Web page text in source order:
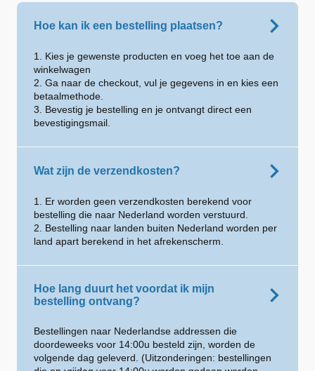
Hoe kan ik een bestelling plaatsen?
1. Kies je gewenste producten en voeg het toe aan de
winkelwagen
2. Ga naar de checkout, vul je gegevens in en kies een
betaalmethode.
3. Bevestig je bestelling en je ontvangt direct een
bevestigingsmail.
Wat zijn de verzendkosten?
1. Er worden geen verzendkosten berekend voor
bestelling die naar Nederland worden verstuurd.
2. Bestelling naar landen buiten Nederland worden per
land apart berekend in het afrekenscherm.
Hoe lang duurt het voordat ik mijn
bestelling ontvang?
Bestellingen naar Nederlandse addressen die
doordeweeks voor 14:00u besteld zijn, worden de
volgende dag geleverd. (Uitzonderingen: bestellingen